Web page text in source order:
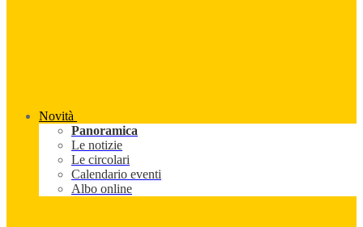
Novità
Panoramica
Le notizie
Le circolari
Calendario eventi
Albo online